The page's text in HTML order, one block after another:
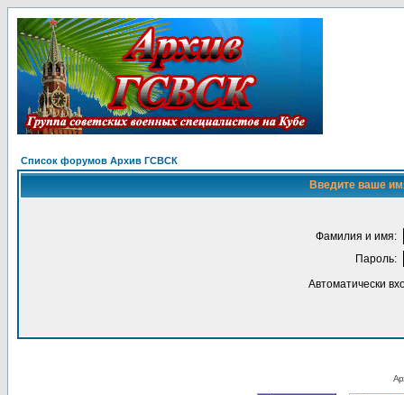
Список форумов Архив ГСВСК
Введите ваше
Фамилия и имя:
Пароль:
Автоматически